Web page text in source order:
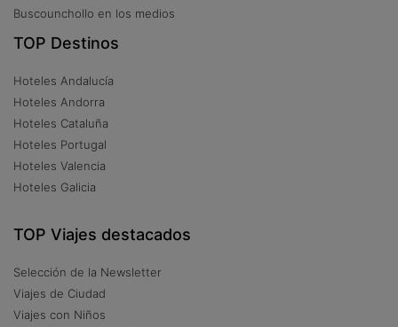
Buscounchollo en los medios
TOP Destinos
Hoteles Andalucía
Hoteles Andorra
Hoteles Cataluña
Hoteles Portugal
Hoteles Valencia
Hoteles Galicia
TOP Viajes destacados
Selección de la Newsletter
Viajes de Ciudad
Viajes con Niños